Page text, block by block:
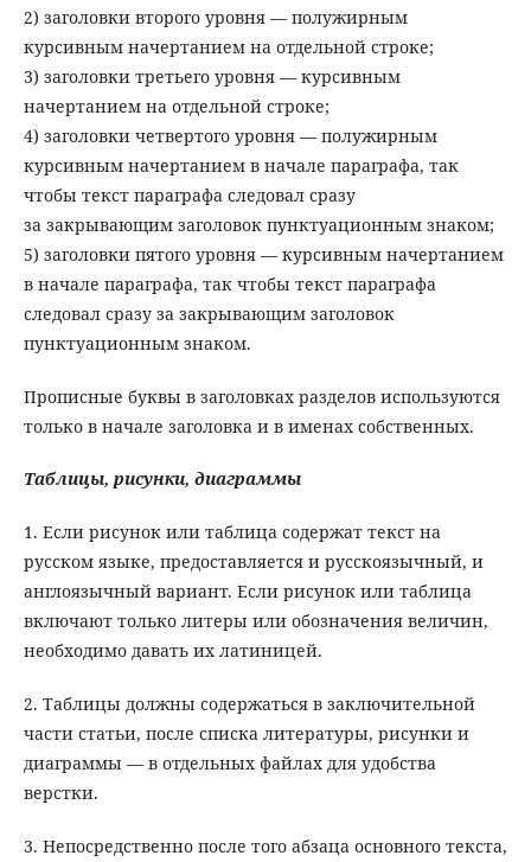
2) заголовки второго уровня — полужирным
курсивным начертанием на отдельной строке;
3) заголовки третьего уровня — курсивным
начертанием на отдельной строке;
4) заголовки четвертого уровня — полужирным
курсивным начертанием в начале параграфа, так
чтобы текст параграфа следовал сразу
за закрывающим заголовок пунктуационным знаком;
5) заголовки пятого уровня — курсивным начертанием
в начале параграфа, так чтобы текст параграфа
следовал сразу за закрывающим заголовок
пунктуационным знаком.
Прописные буквы в заголовках разделов используются
только в начале заголовка и в именах собственных.
Таблицы, рисунки, диаграммы
1. Если рисунок или таблица содержат текст на
русском языке, предоставляется и русскоязычный, и
англоязычный вариант. Если рисунок или таблица
включают только литеры или обозначения величин,
необходимо давать их латиницей.
2. Таблицы должны содержаться в заключительной
части статьи, после списка литературы, рисунки и
диаграммы — в отдельных файлах для удобства
верстки.
3. Непосредственно после того абзаца основного текста,